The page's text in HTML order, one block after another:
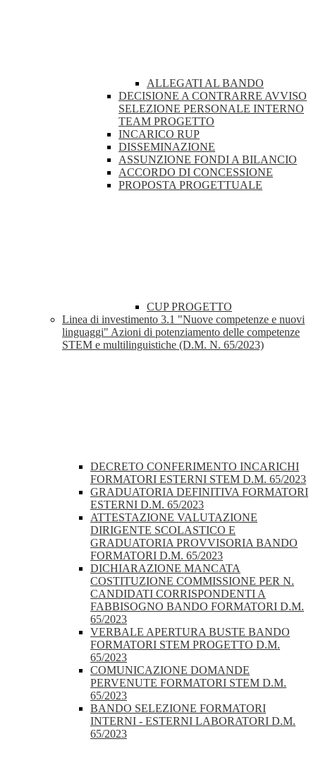
ALLEGATI AL BANDO
DECISIONE A CONTRARRE AVVISO
SELEZIONE PERSONALE INTERNO
TEAM PROGETTO
INCARICO RUP
DISSEMINAZIONE
ASSUNZIONE FONDI A BILANCIO
ACCORDO DI CONCESSIONE
PROPOSTA PROGETTUALE
CUP PROGETTO
Linea di investimento 3.1 "Nuove competenze e nuovi
linguaggi" Azioni di potenziamento delle competenze
STEM e multilinguistiche (D.M. N. 65/2023)
DECRETO CONFERIMENTO INCARICHI
FORMATORI ESTERNI STEM D.M. 65/2023
GRADUATORIA DEFINITIVA FORMATORI
ESTERNI D.M. 65/2023
ATTESTAZIONE VALUTAZIONE
DIRIGENTE SCOLASTICO E
GRADUATORIA PROVVISORIA BANDO
FORMATORI D.M. 65/2023
DICHIARAZIONE MANCATA
COSTITUZIONE COMMISSIONE PER N.
CANDIDATI CORRISPONDENTI A
FABBISOGNO BANDO FORMATORI D.M.
65/2023
VERBALE APERTURA BUSTE BANDO
FORMATORI STEM PROGETTO D.M.
65/2023
COMUNICAZIONE DOMANDE
PERVENUTE FORMATORI STEM D.M.
65/2023
BANDO SELEZIONE FORMATORI
INTERNI - ESTERNI LABORATORI D.M.
65/2023